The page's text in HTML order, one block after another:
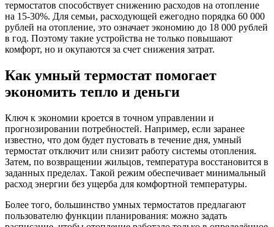
термостатов способствует снижению расходов на отопление
на 15-30%. Для семьи, расходующей ежегодно порядка 60 000
рублей на отопление, это означает экономию до 18 000 рублей
в год. Поэтому такие устройства не только повышают
комфорт, но и окупаются за счет снижения затрат.
Как умный термостат помогает
экономить тепло и деньги
Ключ к экономии кроется в точном управлении и
прогнозировании потребностей. Например, если заранее
известно, что дом будет пустовать в течение дня, умный
термостат отключит или снизит работу системы отопления.
Затем, по возвращении жильцов, температура восстановится в
заданных пределах. Такой режим обеспечивает минимальный
расход энергии без ущерба для комфортной температуры.
Более того, большинство умных термостатов предлагают
пользователю функции планирования: можно задать